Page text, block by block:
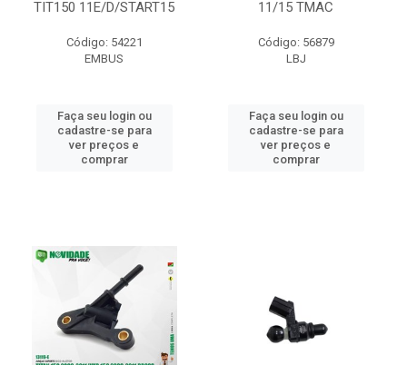
TIT150 11E/D/START15
Código: 54221
EMBUS
Faça seu login ou
cadastre-se para
ver preços e
comprar
11/15 TMAC
Código: 56879
LBJ
Faça seu login ou
cadastre-se para
ver preços e
comprar